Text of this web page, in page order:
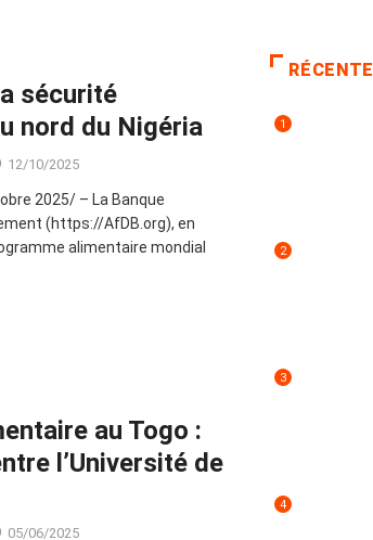
sécurité
nord du Nigéria
12/10/2025
2025/ – La Banque
(https://AfDB.org), en
alimentaire mondial
au Togo :
l’Université de
05/06/2025
RÉCENTE
1
2
3
4